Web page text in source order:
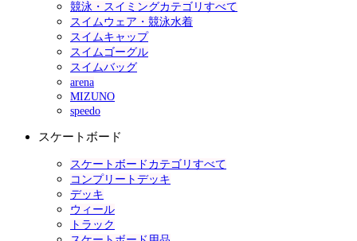
競泳・スイミングカテゴリすべて
スイムウェア・競泳水着
スイムキャップ
スイムゴーグル
スイムバッグ
arena
MIZUNO
speedo
スケートボード
スケートボードカテゴリすべて
コンプリートデッキ
デッキ
ウィール
トラック